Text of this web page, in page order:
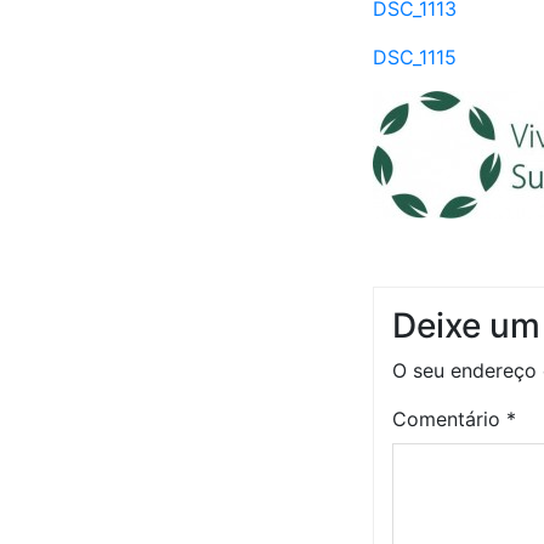
DSC_1113
DSC_1115
Deixe
O seu
Comentário *